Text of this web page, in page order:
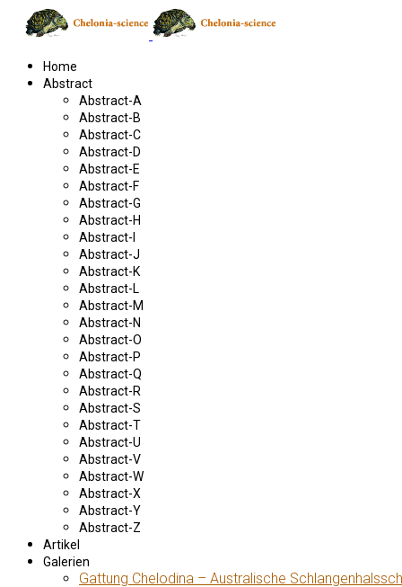
Home
Abstract
Abstract-A
Abstract-B
Abstract-C
Abstract-D
Abstract-E
Abstract-F
Abstract-G
Abstract-H
Abstract-I
Abstract-J
Abstract-K
Abstract-L
Abstract-M
Abstract-N
Abstract-O
Abstract-P
Abstract-Q
Abstract-R
Abstract-S
Abstract-T
Abstract-U
Abstract-V
Abstract-W
Abstract-X
Abstract-Y
Abstract-Z
Artikel
Galerien
Gattung Chelodina – Australische